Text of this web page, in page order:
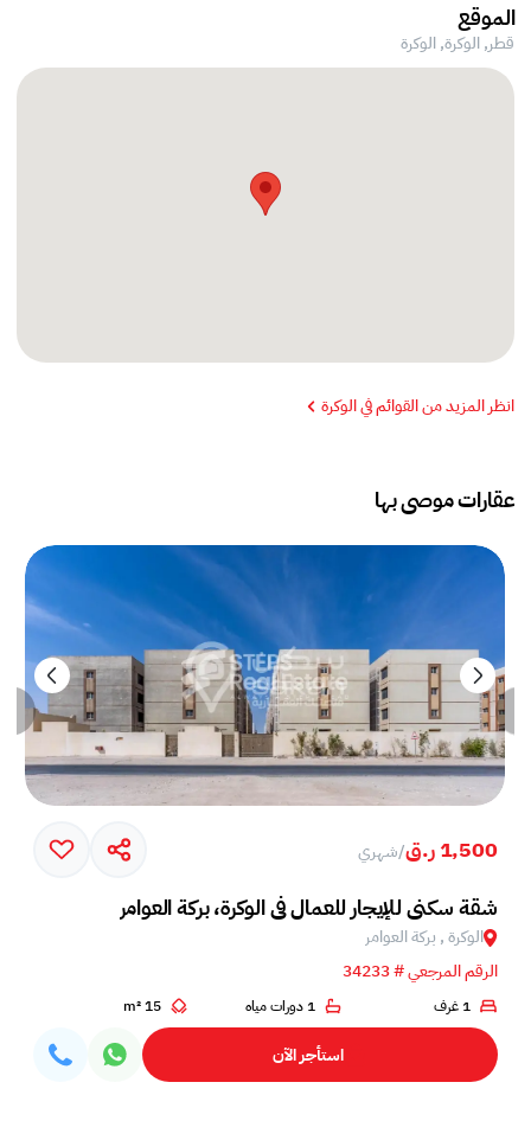
الموقع
قطر, الوكرة,الوكرة
انظر المزيد من القوائم في الوكرة
عقارات موصى بها
1,500 ر.ق /شهري
شقة سكني للإيجار للعمال في الوكرة، بركة العوامر
الوكرة , بركة العوامر‎
الرقم المرجعي # 34233
1 غرف 1 دورات مياه 15 m²
استأجر الآن